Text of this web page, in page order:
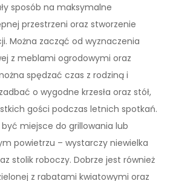
sposób na maksymalne
przestrzeni oraz stworzenie
Można zacząć od wyznaczenia
z meblami ogrodowymi oraz
spędzać czas z rodziną i
o wygodne krzesła oraz stół,
gości podczas letnich spotkań.
miejsce do grillowania lub
powietrzu – wystarczy niewielka
stolik roboczy. Dobrze jest również
z rabatami kwiatowymi oraz